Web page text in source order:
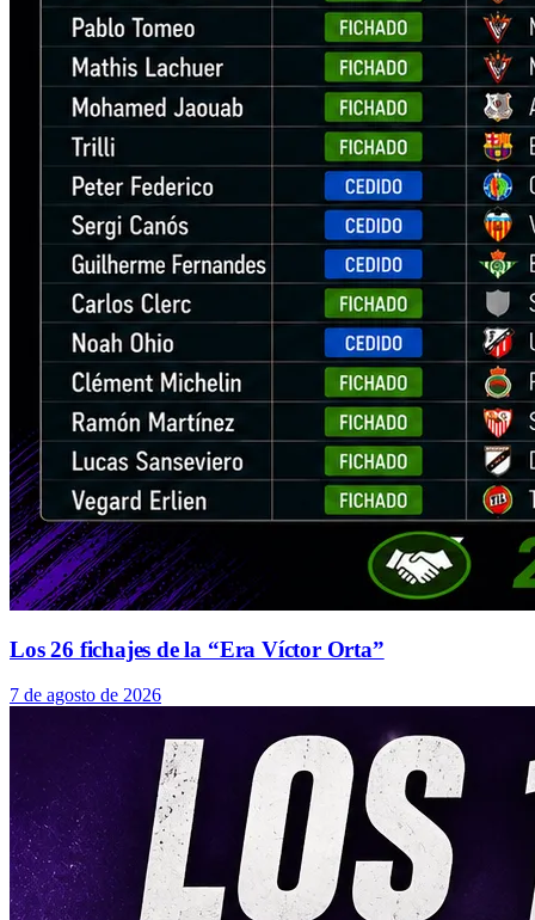
Los 26 fichajes de la “Era Víctor Orta”
7 de agosto de 2026